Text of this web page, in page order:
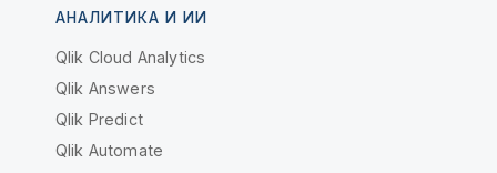
АНАЛИТИКА И ИИ
Qlik Cloud Analytics
Qlik Answers
Qlik Predict
Qlik Automate